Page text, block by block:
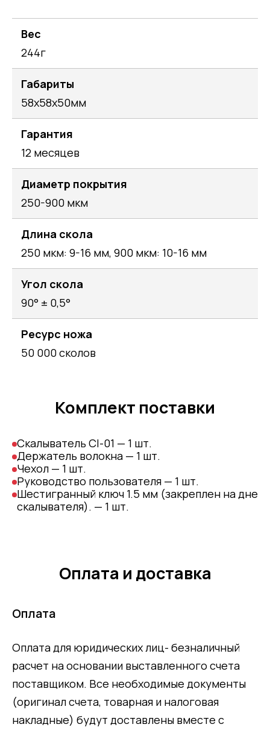
Вес
244г
Габариты
58х58х50мм
Гарантия
12 месяцев
Диаметр покрытия
250-900 мкм
Длина скола
250 мкм: 9-16 мм, 900 мкм: 10-16 мм
Угол скола
90° ± 0,5°
Ресурс ножа
50 000 сколов
Комплект поставки
Скалыватель CI-01 — 1 шт.
Держатель волокна — 1 шт.
Чехол — 1 шт.
Руководство пользователя — 1 шт.
Шестигранный ключ 1.5 мм (закреплен на дне
скалывателя). — 1 шт.
Оплата и доставка
Оплата
Оплата для юридических лиц- безналичный
расчет на основании выставленного счета
поставщиком. Все необходимые документы
(оригинал счета, товарная и налоговая
накладные) будут доставлены вместе с